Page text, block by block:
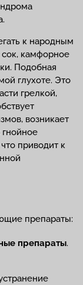
к народным
сок, камфорное
Подобная
глухоте. Это
грелкой,
возникает
гнойное
приводит к
препараты:
препараты.